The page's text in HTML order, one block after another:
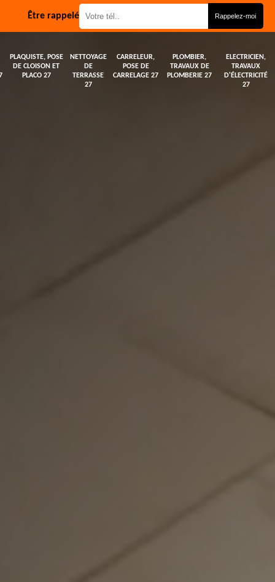
Être rappelé
PLAQUISTE, POSE
DE CLOISON ET
PLACO 27
NETTOYAGE
DE
TERRASSE
27
CARRELEUR,
POSE DE
CARRELAGE 27
PLOMBIER,
TRAVAUX DE
PLOMBERIE 27
ELECTRICIEN,
TRAVAUX
D'ÉLECTRICITÉ
27